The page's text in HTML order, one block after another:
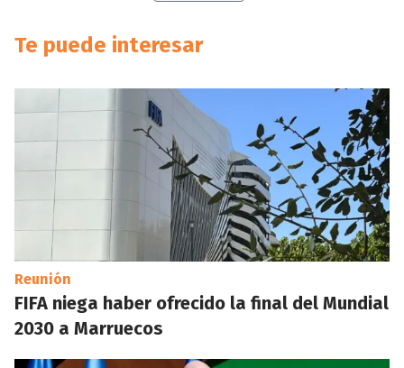
Te puede interesar
Reunión
FIFA niega haber ofrecido la final del Mundial
2030 a Marruecos